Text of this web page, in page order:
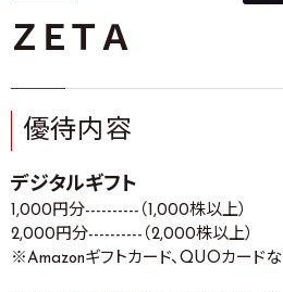
ＺＥＴＡ
優待内容
デジタルギフト
1,000円分----------（1,000株以上）
2,000円分----------（2,000株以上）
※Amazonギフトカード、QUOカード